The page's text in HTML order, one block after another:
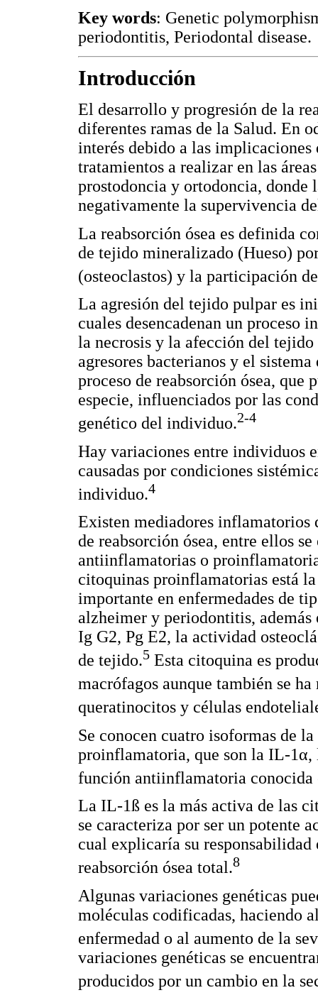
Key words: Genetic
periodontitis, Periodontal disease.
Introducción
El desarrollo y progresión de la
diferentes ramas de la Salud. En
interés debido a las implicaciones
tratamientos a realizar en las
prostodoncia y ortodoncia, donde
negativamente la supervivencia
La reabsorción ósea es definida
de tejido mineralizado (Hueso)
(osteoclastos) y la participación
La agresión del tejido pulpar es
cuales desencadenan un proceso
la necrosis y la afección del
agresores bacterianos y el
proceso de reabsorción ósea,
especie, influenciados por las
genético del individuo.2-4
Hay variaciones entre individuos
causadas por condiciones
individuo.4
Existen mediadores inflamatorios
de reabsorción ósea, entre ellos
antiinflamatorias o
citoquinas proinflamatorias está
importante en enfermedades de
alzheimer y periodontitis, además
Ig G2, Pg E2, la actividad
de tejido.5 Esta citoquina es
macrófagos aunque también se
queratinocitos y células
Se conocen cuatro isoformas de
proinflamatoria, que son la IL-
función antiinflamatoria
La IL-1ß es la más activa de las
se caracteriza por ser un potente
cual explicaría su
reabsorción ósea total.8
Algunas variaciones genéticas
moléculas codificadas, haciendo
enfermedad o al aumento de la
variaciones genéticas se
producidos por un cambio en la